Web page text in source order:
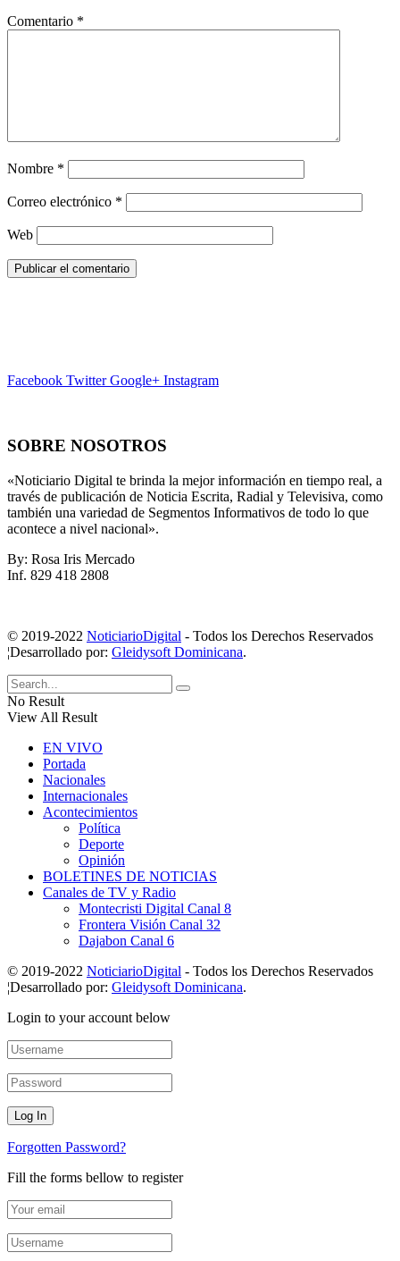
Comentario *
Nombre *
Correo electrónico *
Web
Facebook Twitter Google+ Instagram
SOBRE NOSOTROS
«Noticiario Digital te brinda la mejor información en tiempo real, a
través de publicación de Noticia Escrita, Radial y Televisiva, como
también una variedad de Segmentos Informativos de todo lo que
acontece a nivel nacional».
By: Rosa Iris Mercado
Inf. 829 418 2808
© 2019-2022 NoticiarioDigital - Todos los Derechos Reservados
¦Desarrollado por: Gleidysoft Dominicana.
No Result
View All Result
EN VIVO
Portada
Nacionales
Internacionales
Acontecimientos
Política
Deporte
Opinión
BOLETINES DE NOTICIAS
Canales de TV y Radio
Montecristi Digital Canal 8
Frontera Visión Canal 32
Dajabon Canal 6
© 2019-2022 NoticiarioDigital - Todos los Derechos Reservados
¦Desarrollado por: Gleidysoft Dominicana.
Login to your account below
Forgotten Password?
Fill the forms bellow to register